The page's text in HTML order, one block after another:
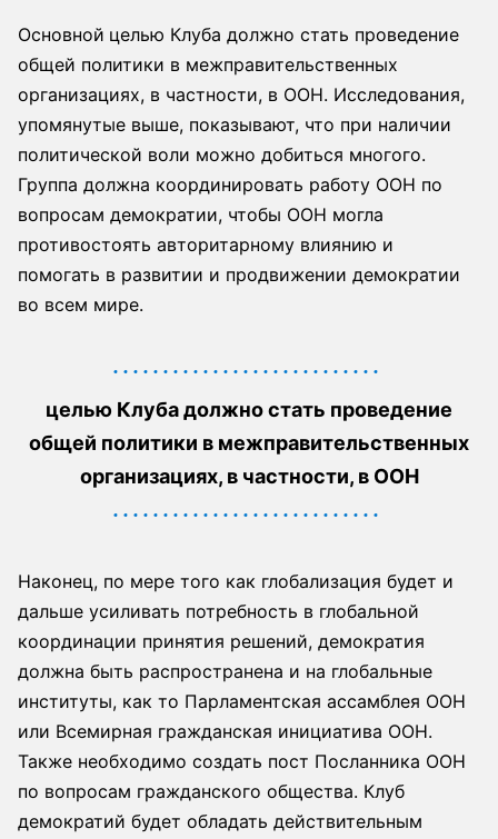
Основной целью Клуба должно стать проведение
общей политики в межправительственных
организациях, в частности, в ООН. Исследования,
упомянутые выше, показывают, что при наличии
политической воли можно добиться многого.
Группа должна координировать работу ООН по
вопросам демократии, чтобы ООН могла
противостоять авторитарному влиянию и
помогать в развитии и продвижении демократии
во всем мире.
целью Клуба должно стать проведение
общей политики в межправительственных
организациях, в частности, в ООН
Наконец, по мере того как глобализация будет и
дальше усиливать потребность в глобальной
координации принятия решений, демократия
должна быть распространена и на глобальные
институты, как то Парламентская ассамблея ООН
или Всемирная гражданская инициатива ООН.
Также необходимо создать пост Посланника ООН
по вопросам гражданского общества. Клуб
демократий будет обладать действительным